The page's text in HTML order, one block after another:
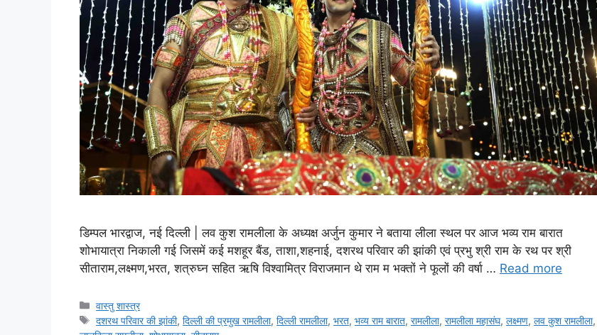
डिम्पल भारद्वाज, नई दिल्ली | लव कुश रामलीला के अध्यक्ष अर्जुन कुमार ने बताया लीला स्थल पर आज भव्य राम बारात
शोभायात्रा निकाली गई जिसमें कई मशहूर बैंड, ताशा,शहनाई, दशरथ परिवार की झांकी एवं प्रभु श्री राम के रथ पर श्री
सीताराम,लक्ष्मण,भरत, शत्रुघ्न सहित ऋषि विश्वामित्र विराजमान थे राम म भक्तों ने फूलों की वर्षा … Read more
वास्तु शास्त्र
दशरथ परिवार की झांकी,दिल्ली की प्रमुख रामलीला,दिल्ली रामलीला,भरत,भव्य राम बारात,रामलीला,रामलीला महासंघ,लक्ष्मण,लव कुश रामलीला,